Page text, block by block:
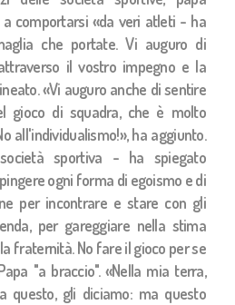
comportarsi «da veri atleti - ha
che portate. Vi auguro di
il vostro impegno e la
«Vi auguro anche di sentire
gioco di squadra, che è molto
all'individualismo!», ha aggiunto.
sportiva - ha spiegato
ogni forma di egoismo e di
per incontrare e stare con gli
per gareggiare nella stima
fraternità. No fare il gioco per se
"a braccio". «Nella mia terra,
questo, gli diciamo: ma questo